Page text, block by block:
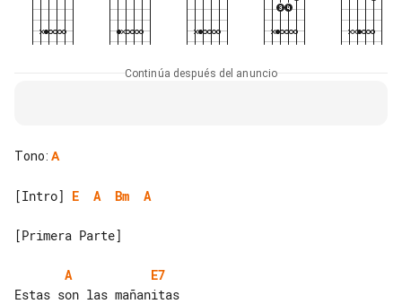
Continúa después del anuncio
Tono: A
[Intro] E A Bm A
[Primera Parte]
A
E7